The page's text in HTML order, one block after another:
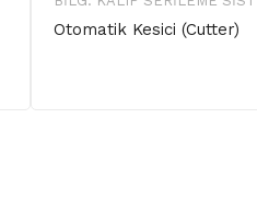
Otomatik Kesici (Cutter)